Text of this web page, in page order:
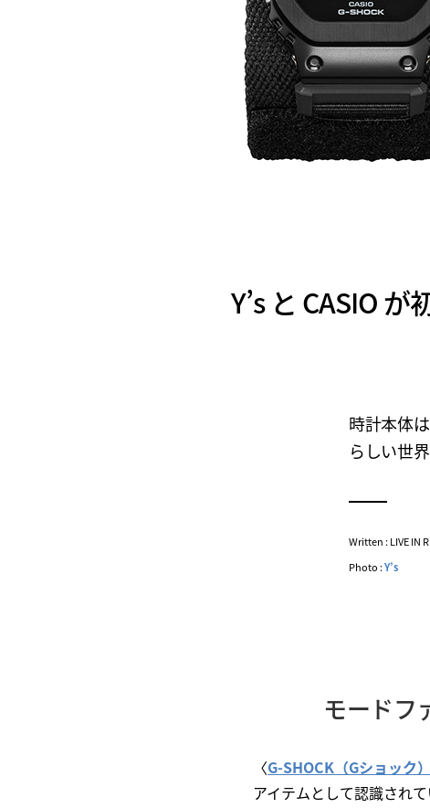
Y’s と CASIO
時計本体
らしい世
Written : LIVE IN
Photo :Y’s
モードフ
〈G-SHOCK（Gショック）
アイテムとして認識され